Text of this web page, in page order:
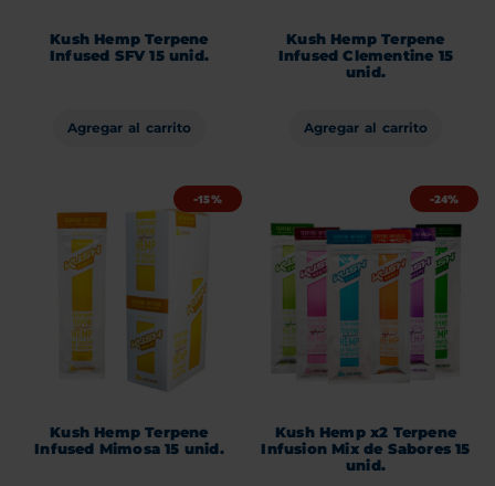
Kush Hemp Terpene
Infused SFV 15 unid.
Agregar al carrito
Kush Hemp Terpene
Infused Clementine 15
unid.
Agregar al carrito
-15%
Kush Hemp Terpene
Infused Mimosa 15 unid.
-24%
Kush Hemp x2 Terpene
Infusion Mix de Sabores 15
unid.